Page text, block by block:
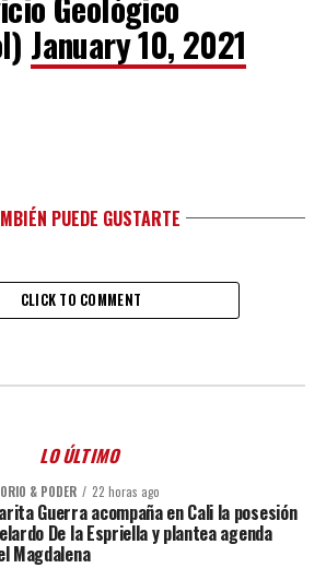
January 10, 2021
PUEDE GUSTARTE
CLICK TO COMMENT
LO ÚLTIMO
& PODER 22 horas ago
Guerra acompaña en Cali la posesión
De la Espriella y plantea agenda
Magdalena